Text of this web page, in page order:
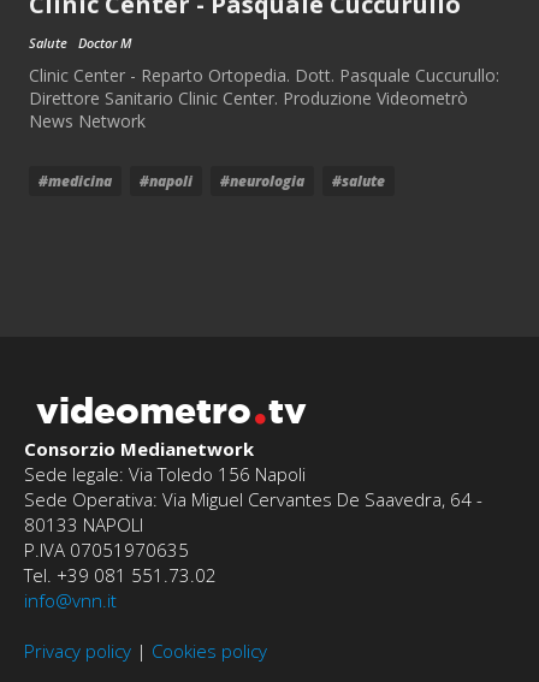
Salute Doctor M
Clinic Center - Reparto Ortopedia. Dott. Pasquale Cuccurullo:
Direttore Sanitario Clinic Center. Produzione Videometrò
News Network
#medicina #napoli #neurologia #salute
videometro tv
Consorzio Medianetwork
Sede legale: Via Toledo 156 Napoli
Sede Operativa: Via Miguel Cervantes De Saavedra, 64 -
80133 NAPOLI
P.IVA 07051970635
Tel. +39 081 551.73.02
info@vnn.it
Privacy policy | Cookies policy